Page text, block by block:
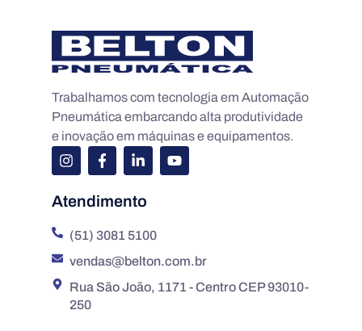
Trabalhamos com tecnologia em Automação
Pneumática embarcando alta produtividade
e inovação em máquinas e equipamentos.
Atendimento
(51) 3081 5100
vendas@belton.com.br
Rua São João, 1171 - Centro CEP 93010-
250